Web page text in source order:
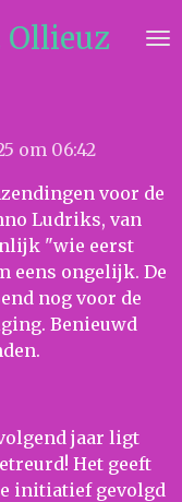
Ollieuz
om 06:42
voor de
Ludriks, van
"wie eerst
eens ongelijk. De
nog voor de
Benieuwd
jaar ligt
Het geeft
initiatief gevolgd